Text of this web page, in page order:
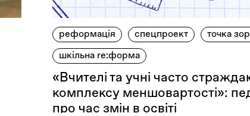
реформація спецпроект
точка
шкільна re:форма
«Вчителі та учні часто
комплексу меншовартості»:
про час змін в освіті